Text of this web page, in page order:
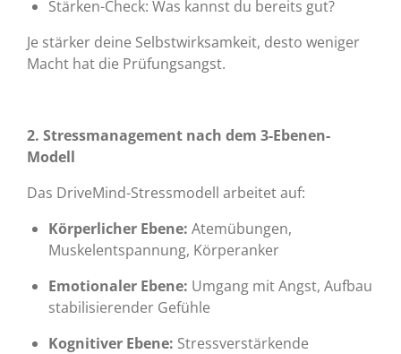
Stärken-Check: Was kannst du bereits gut?
Je stärker deine Selbstwirksamkeit, desto weniger
Macht hat die Prüfungsangst.
2. Stressmanagement nach dem 3-Ebenen-
Modell
Das DriveMind-Stressmodell arbeitet auf:
Körperlicher Ebene: Atemübungen,
Muskelentspannung, Körperanker
Emotionaler Ebene: Umgang mit Angst, Aufbau
stabilisierender Gefühle
Kognitiver Ebene: Stressverstärkende